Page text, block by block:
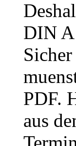
DIN
PDF.
aus